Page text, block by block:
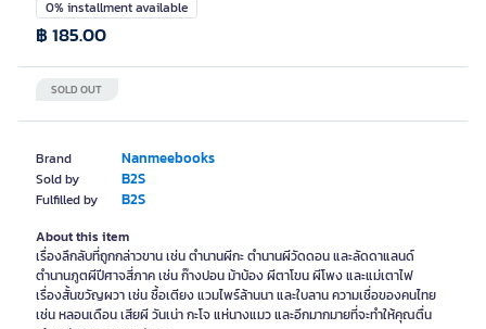
Brand Nanmeebooks
Sold by B2S
Fulfilled by B2S
0% installment available
SOLD OUT
฿ 185.00
About this item
เรื่องลึกลับที่ถูกกล่าวขาน เช่น ตำนานผีกะ ตำนานผีวัดดอน และลัดดาแลนด์
ตำนานภูตผีปีศาจสี่ภาค เช่น ก๊างปอน ม้าบ้อง ผีตาโขน ผีโพง และแม่เตาไฟ
เรื่องสั้นขวัญผวา เช่น ซื้อเตียง แวมไพร์ล้านนา และใบลาน ความเชื่อของคนไทย
เช่น หลอนเดือน เสียผี วันเน่า กะโจ แห่นางแมว และอีกมากมายที่จะทำให้คุณตื่น